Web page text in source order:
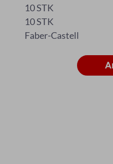
10 STK
10 STK
Faber-Castell